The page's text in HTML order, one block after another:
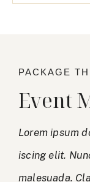
PACKAGE
Event
Lorem ipsum
iscing elit.
malesuada.